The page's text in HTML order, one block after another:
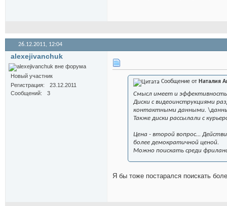
26.12.2011, 12:04
alexejivanchuk
Новый участник
Регистрация
23.12.2011
Сообщений
3
Сообщение от Наталия
Смысл имеет и
Диски с видеоинструкциями
контактными данными.
Также диски рассылали с
Цена - второй вопрос...
более демократичной ценой.
Можно поискать среди
Я бы тоже постарался поискать